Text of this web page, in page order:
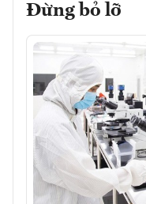
Đừng bỏ lỡ